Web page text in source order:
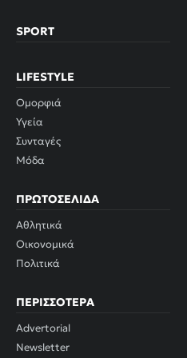
SPORT
LIFESTYLE
Ομορφιά
Υγεία
Συνταγές
Μόδα
ΠΡΩΤΟΣΈΛΙΔΑ
Αθλητικά
Οικονομικά
Πολιτικά
ΠΕΡΙΣΣΌΤΕΡΑ
Advertorial
Newsletter